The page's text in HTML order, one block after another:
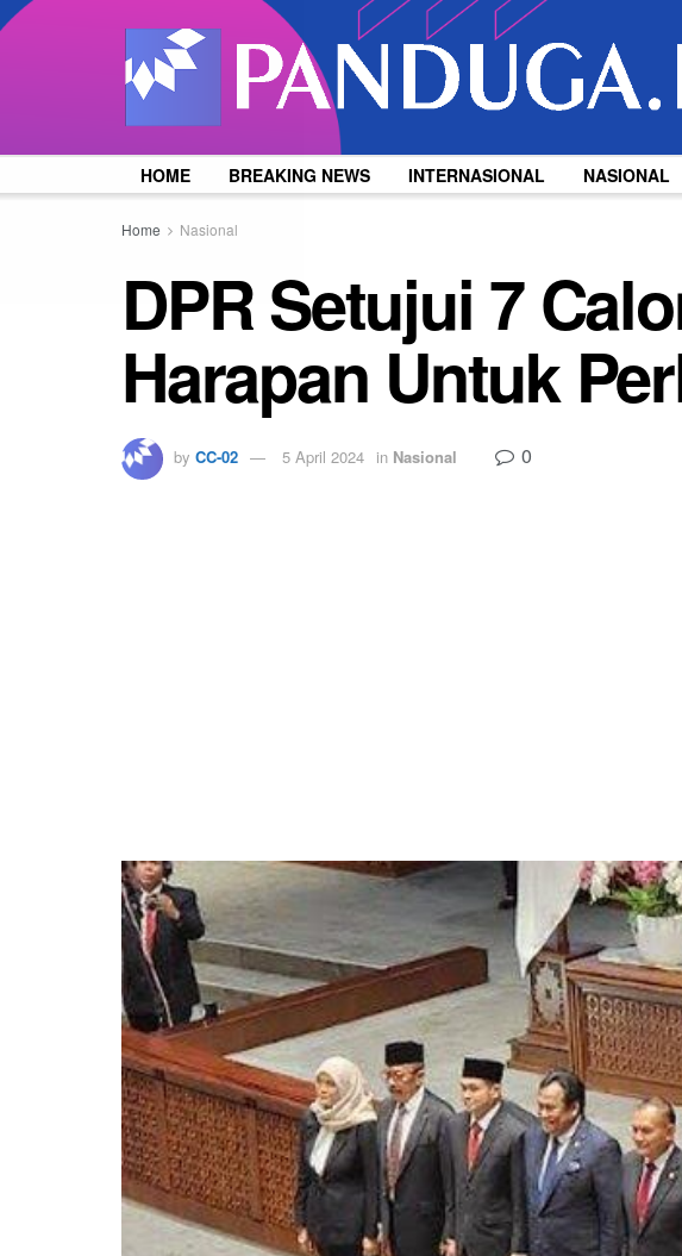
HOME BREAKING NEWS INTERNASIONAL NASIONAL
Home Nasional
DPR Setujui 7
Harapan Untuk
by CC-02 5 April 2024 in Nasional 0